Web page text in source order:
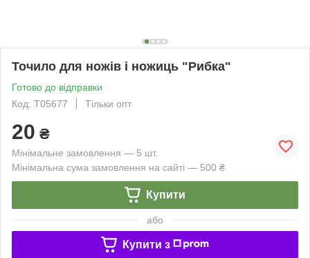
Точило для ножів і ножиць "Рибка"
Готово до відправки
Код: Т05677
Тільки опт
20 ₴
Мінімальне замовлення — 5 шт.
Мінімальна сума замовлення на сайті — 500 ₴
Купити
або
Купити з